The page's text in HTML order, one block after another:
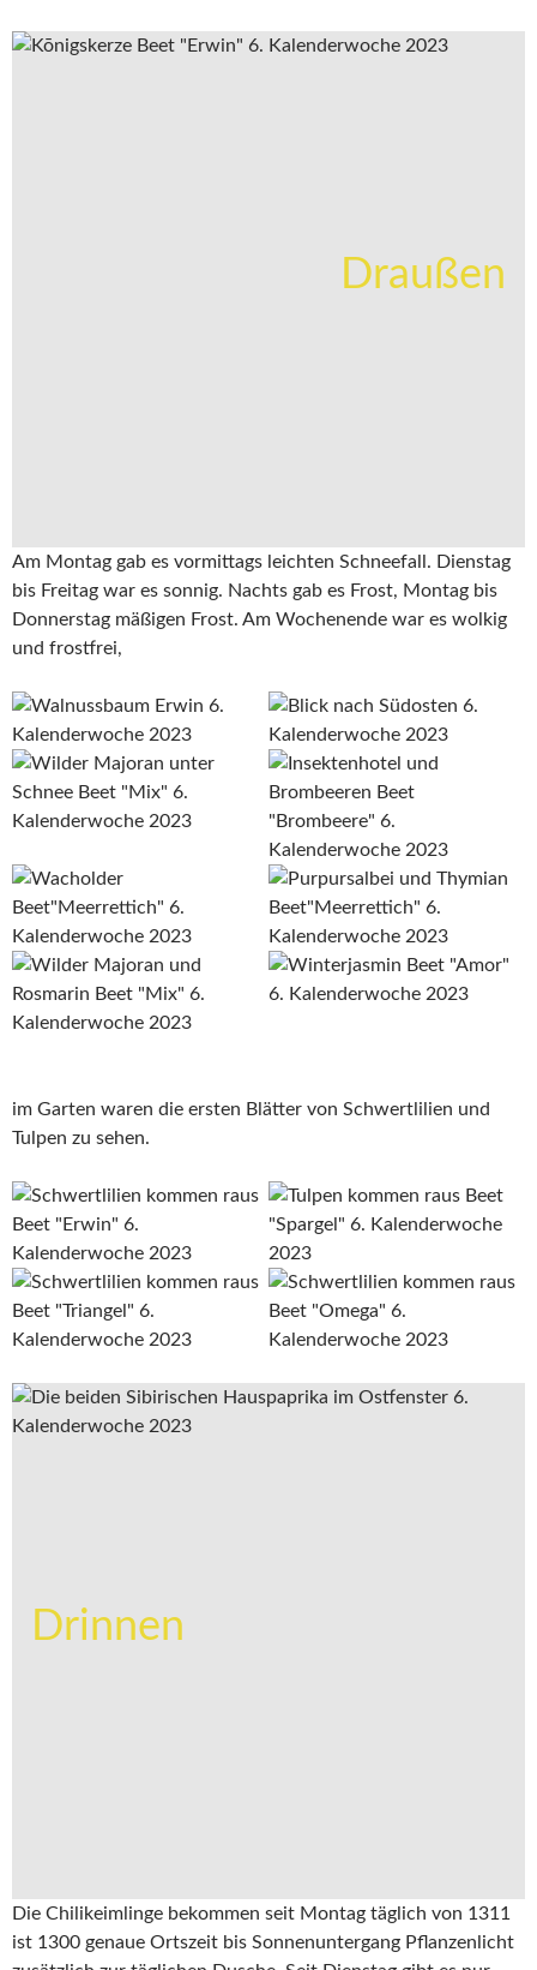
Draußen
Am Montag gab es vormittags leichten Schneefall. Dienstag
bis Freitag war es sonnig. Nachts gab es Frost, Montag bis
Donnerstag mäßigen Frost. Am Wochenende war es wolkig
und frostfrei,
im Garten waren die ersten Blätter von Schwertlilien und
Tulpen zu sehen.
Drinnen
Die Chilikeimlinge bekommen seit Montag täglich von 1311
ist 1300 genaue Ortszeit bis Sonnenuntergang Pflanzenlicht